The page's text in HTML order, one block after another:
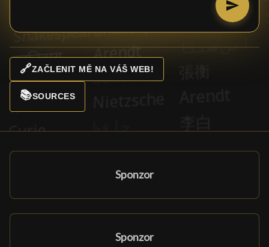
🔗ZAČLENIT MĚ NA VÁŠ WEB!
📚SOURCES
Sponzor
Sponzor